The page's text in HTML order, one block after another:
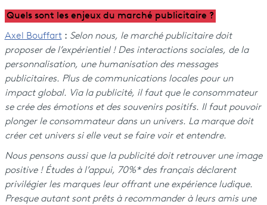
Quels sont les enjeux du marché publicitaire ?
Axel Bouffart: Selon nous, le marché publicitaire doit
proposer de l’expérientiel ! Des interactions sociales, de la
personnalisation, une humanisation des messages
publicitaires. Plus de communications locales pour un
impact global. Via la publicité, il faut que le consommateur
se crée des émotions et des souvenirs positifs. Il faut pouvoir
plonger le consommateur dans un univers. La marque doit
créer cet univers si elle veut se faire voir et entendre.
Nous pensons aussi que la publicité doit retrouver une image
positive ! Études à l’appui, 70%* des français déclarent
privilégier les marques leur offrant une expérience ludique.
Presque autant sont prêts à recommander à leurs amis une